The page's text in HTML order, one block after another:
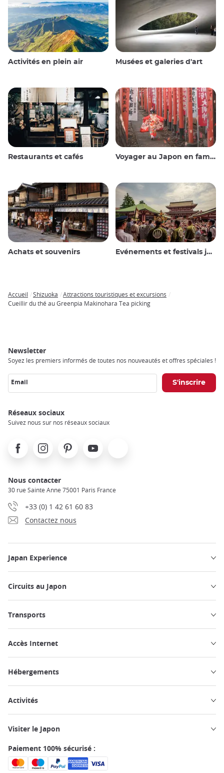
Activités en plein air Musées et galeries d'art
Restaurants et cafés Voyager au Japon en famille
Achats et souvenirs Evénements et festivals japonais
Breadcrumb
Accueil Shizuoka
Attractions touristiques et excursions
Cueillir du thé au Greenpia Makinohara Tea picking
Newsletter
Soyez les premiers informés de toutes nos nouveautés et offres spéciales !
Email
Réseaux sociaux
Suivez nous sur nos réseaux sociaux
FacebookInstagramPinterest Youtube
Nous contacter
30 rue Sainte Anne 75001 Paris France
+33 (0) 1 42 61 60 83
Contactez nous
Japan Experience
Circuits au Japon
Transports
Accès Internet
Hébergements
Activités
Visiter le Japon
Paiement 100% sécurisé :